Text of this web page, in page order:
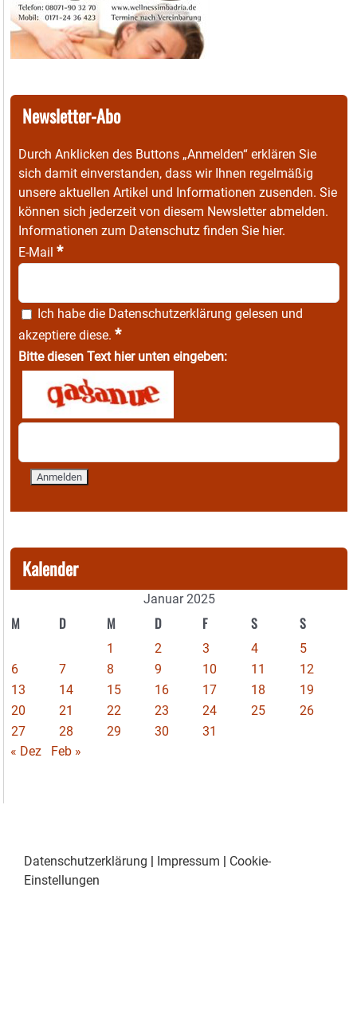
Newsletter-Abo
Durch Anklicken des Buttons „Anmelden“ erklären Sie
sich damit einverstanden, dass wir Ihnen regelmäßig
unsere aktuellen Artikel und Informationen zusenden. Sie
können sich jederzeit von diesem Newsletter abmelden.
Informationen zum Datenschutz finden Sie hier.
E-Mail *
Ich habe die Datenschutzerklärung gelesen und
akzeptiere diese. *
Bitte diesen Text hier unten eingeben:
Kalender
Januar 2025
M D M D F S S
1 2 3 4
5
6
7 8 9 10 11
12
13
14 15 16 17 18
19
20
21 22 23 24 25
26
27
28 29 30
31
« Dez
Feb »
Datenschutzerklärung Impressum
Cookie-
Einstellungen